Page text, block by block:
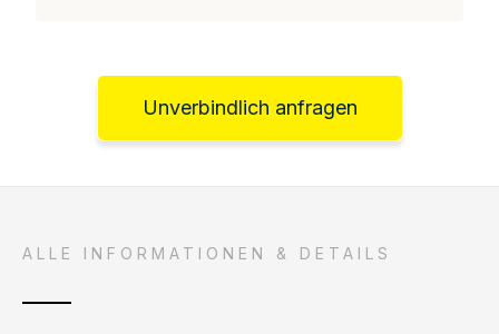
Unverbindlich anfragen
ALLE INFORMATIONEN & DETAILS